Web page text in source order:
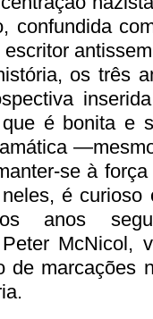
confundida
os três
é bonita e
se à
é curioso
anos
McNicol,
de marcações